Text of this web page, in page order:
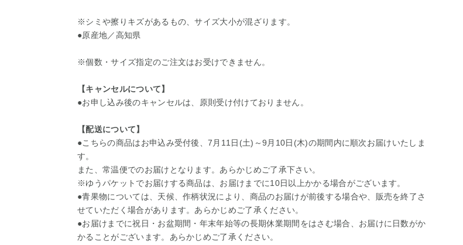
※シミや擦りキズがあるもの、サイズ大小が混ざります。
●原産地／高知県
※個数・サイズ指定のご注文はお受けできません。
【キャンセルについて】
●お申し込み後のキャンセルは、原則受け付けておりません。
【配送について】
●こちらの商品はお申込み受付後、7月11日(土)～9月10日(木)の期間内に順次お届けいたしま
す。
また、常温便でのお届けとなります。あらかじめご了承下さい。
※ゆうパケットでお届けする商品は、お届けまでに10日以上かかる場合がございます。
●青果物については、天候、作柄状況により、商品のお届けが前後する場合や、販売を終了さ
せていただく場合があります。あらかじめご了承ください。
●お届けまでに祝日・お盆期間・年末年始等の長期休業期間をはさむ場合、お届けに日数がか
かることがございます。あらかじめご了承ください。